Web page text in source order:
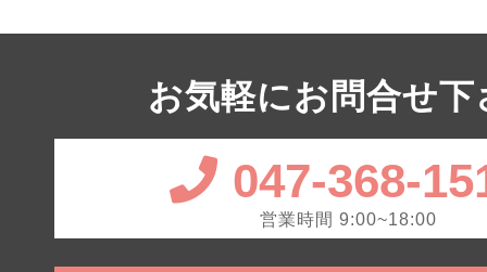
お気軽にお問合せ下
047-368-
営業時間 9:00~18:00